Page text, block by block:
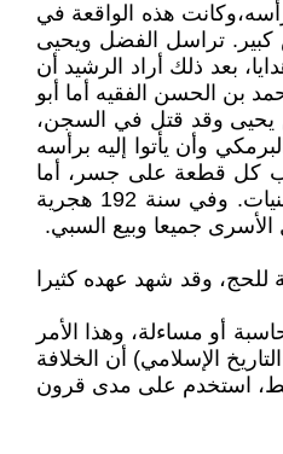
هذه الواقعة في
كبير. تراسل الفضل ويحيى
بعد ذلك أراد الرشيد أن
بن الحسن الفقيه أما أبو
يحيى وقد قتل في السجن،
وأن يأتوا إليه برأسه
كل قطعة على جسر، أما
البرامكة الآخرون فقد حبسوا وصودرت أموالهم كما وضع الرشيد ابن عمه عبدالملك بن صالح في السجن لأنه قد يطمع بالخلافة أي إنه يحاسب على النيات. وفي سنة 192 هجرية
جميعا وبيع السبي.
وقد شهد عهده كثيرا
أو مساءلة، وهذا الأمر
الإسلامي) أن الخلافة
استخدم على مدى قرون